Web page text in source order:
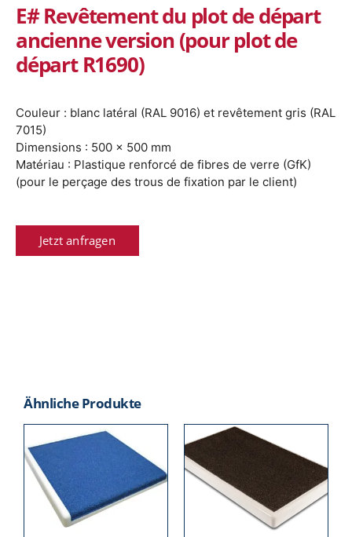
E# Revêtement du plot de départ
ancienne version (pour plot de
départ R1690)
Couleur : blanc latéral (RAL 9016) et revêtement gris (RAL
7015)
Dimensions : 500 x 500 mm
Matériau : Plastique renforcé de fibres de verre (GfK)
(pour le perçage des trous de fixation par le client)
Jetzt anfragen
Ähnliche Produkte